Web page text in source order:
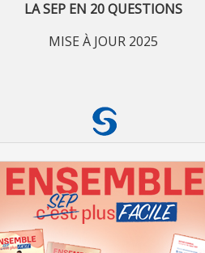
LA SEP EN 20 QUESTIONS
MISE À JOUR 2025